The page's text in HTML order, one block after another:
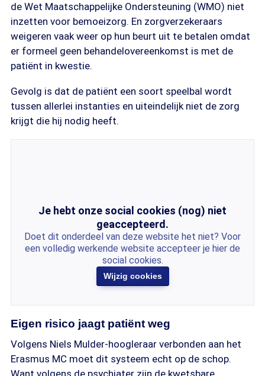
de Wet Maatschappelijke Ondersteuning (WMO) niet
inzetten voor bemoeizorg. En zorgverzekeraars
weigeren vaak weer op hun beurt uit te betalen omdat
er formeel geen behandelovereenkomst is met de
patiënt in kwestie.
Gevolg is dat de patiënt een soort speelbal wordt
tussen allerlei instanties en uiteindelijk niet de zorg
krijgt die hij nodig heeft.
Je hebt onze social cookies (nog) niet
geaccepteerd.
Doet dit onderdeel van deze website het niet? Voor
een volledig werkende website accepteer je hier de
social cookies.
Wijzig cookies
Eigen risico jaagt patiënt weg
Volgens Niels Mulder-hoogleraar verbonden aan het
Erasmus MC moet dit systeem echt op de schop.
Want volgens de psychiater zijn de kwetsbare